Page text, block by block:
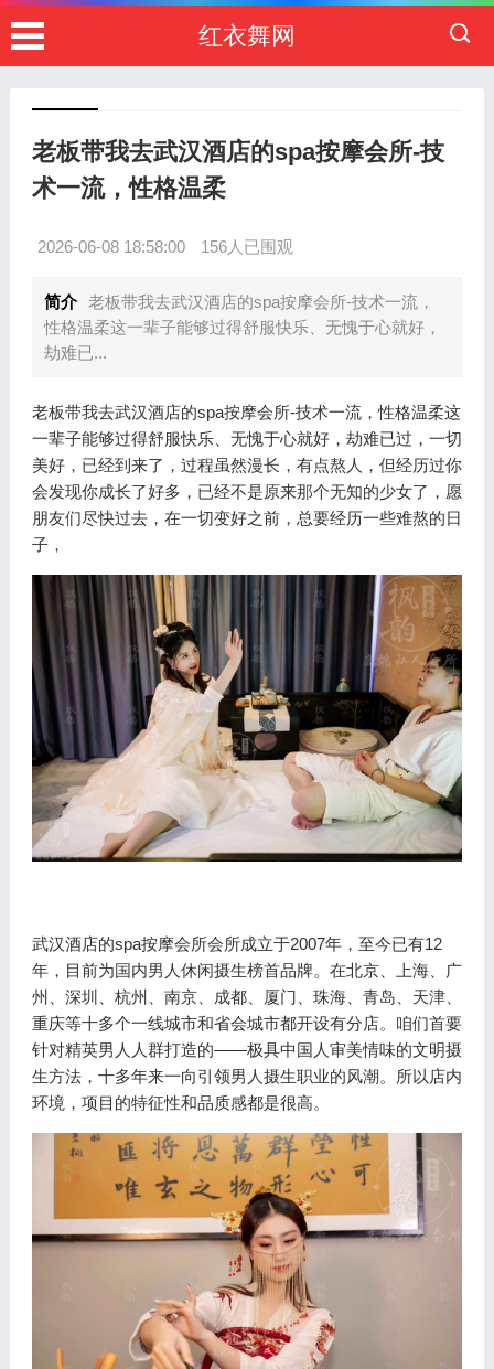
红衣舞网
老板带我去武汉酒店的spa按摩会所-技
术一流，性格温柔
2026-06-08 18:58:00 156人已围观
简介 老板带我去武汉酒店的spa按摩会所-技术一流，
性格温柔这一辈子能够过得舒服快乐、无愧于心就好，
劫难已...
老板带我去武汉酒店的spa按摩会所-技术一流，性格温柔这
一辈子能够过得舒服快乐、无愧于心就好，劫难已过，一切
美好，已经到来了，过程虽然漫长，有点熬人，但经历过你
会发现你成长了好多，已经不是原来那个无知的少女了，愿
朋友们尽快过去，在一切变好之前，总要经历一些难熬的日
子，
武汉酒店的spa按摩会所会所成立于2007年，至今已有12
年，目前为国内男人休闲摄生榜首品牌。在北京、上海、广
州、深圳、杭州、南京、成都、厦门、珠海、青岛、天津、
重庆等十多个一线城市和省会城市都开设有分店。咱们首要
针对精英男人人群打造的——极具中国人审美情味的文明摄
生方法，十多年来一向引领男人摄生职业的风潮。所以店内
环境，项目的特征性和品质感都是很高。